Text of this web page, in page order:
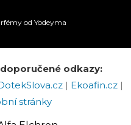
od Yodeyma
odkazy:
| Ekoafin.cz |
stránky